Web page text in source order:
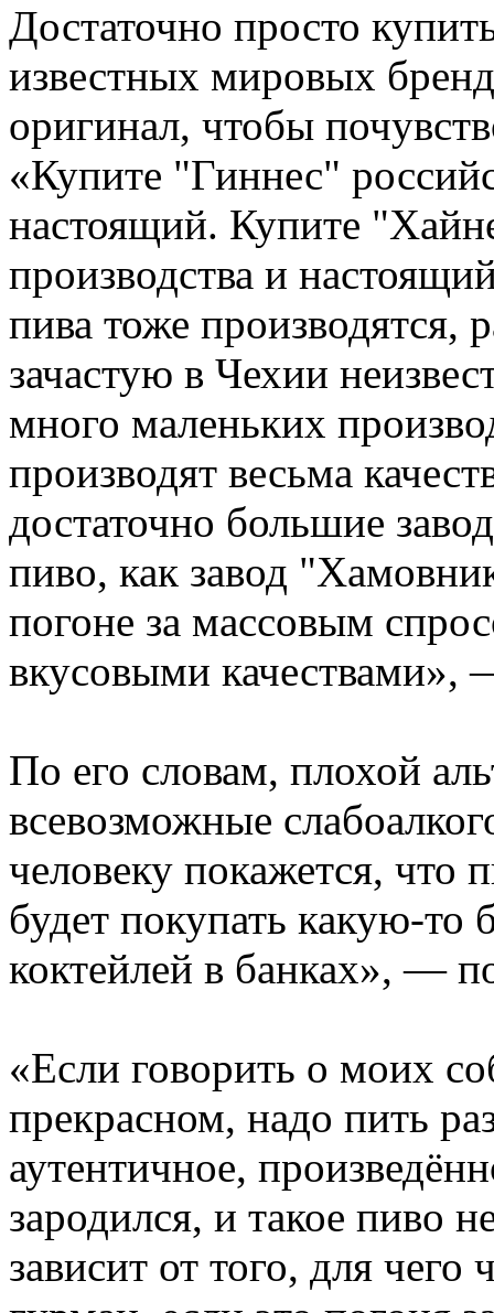
Достаточно просто
известных мировых
оригинал, чтобы
«Купите "Гиннес"
настоящий. Купите
производства и
пива тоже производятся,
зачастую в Чехии
много маленьких
производят весьма
достаточно большие
пиво, как завод
погоне за массовым
вкусовыми качествами»,
По его словам, плохой
всевозможные
человеку покажется, что
будет покупать какую-то
коктейлей в банках», —
«Если говорить о моих
прекрасном, надо пить
аутентичное,
зародился, и такое пиво
зависит от того, для чего